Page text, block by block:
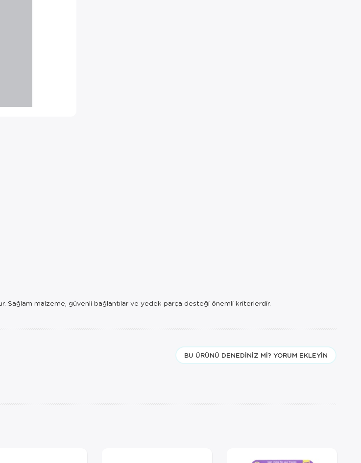
Sağlam malzeme, güvenli bağlantılar ve yedek parça desteği önemli kriterlerdir.
BU ÜRÜNÜ DENEDINIZ MI? YORUM EKLEYIN